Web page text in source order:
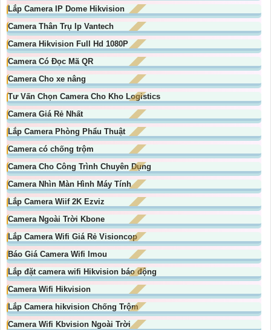
Lắp Camera IP Dome Hikvision
Camera Thân Trụ Ip Vantech
Camera Hikvision Full Hd 1080P
Camera Có Đọc Mã QR
Camera Cho xe nâng
Tư Vấn Chọn Camera Cho Kho Logistics
Camera Giá Rẻ Nhất
Lắp Camera Phòng Phẩu Thuật
Camera có chống trộm
Camera Cho Công Trình Chuyên Dụng
Camera Nhìn Màn Hình Máy Tính
Lắp Camera Wiif 2K Ezviz
Camera Ngoài Trời Kbone
Lắp Camera Wifi Giá Rẻ Visioncop
Báo Giá Camera Wifi Imou
Lắp đặt camera wifi Hikvision báo động
Camera Wifi Hikvision
Lắp Camera hikvision Chống Trộm
Camera Wifi Kbvision Ngoài Trời